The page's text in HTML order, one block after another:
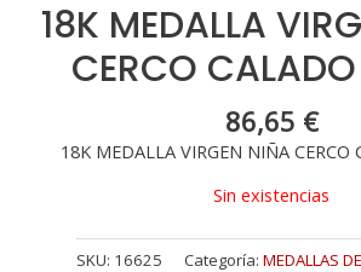
18K MEDALLA
CERCO
86,65 €
18K MEDALLA VIRGEN NIÑA CERCO
Sin existencias
SKU: 16625 Categoría: MEDALLAS